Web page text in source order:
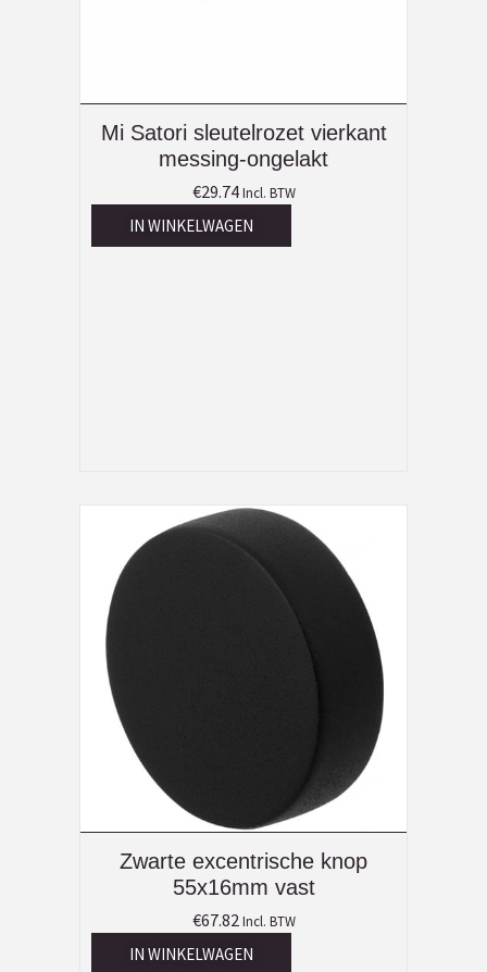
Mi Satori sleutelrozet vierkant
messing-ongelakt
€29.74 Incl. BTW
IN WINKELWAGEN
Zwarte excentrische knop
55x16mm vast
€67.82 Incl. BTW
IN WINKELWAGEN